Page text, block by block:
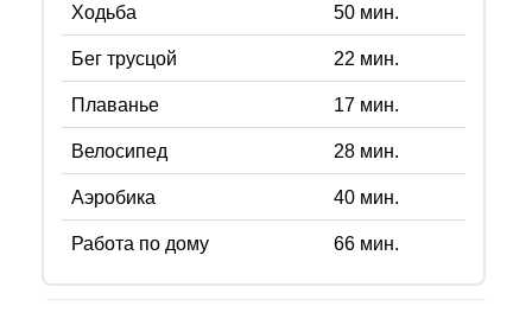
Ходьба 50мин.
Бег трусцой 22 мин.
Плаванье 17мин.
Велосипед 28мин.
Аэробика 40мин.
Работа по дому 66мин.